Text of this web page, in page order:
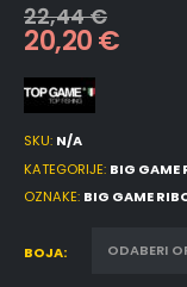
22,44€
20,20€
SKU: N/A
KATEGORIJE: BIG GAME
OZNAKE: BIG GAME
BOJA